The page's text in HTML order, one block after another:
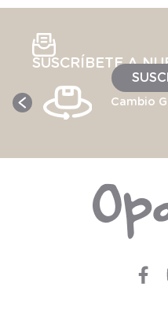
SUSCRÍBETE A
Cambio